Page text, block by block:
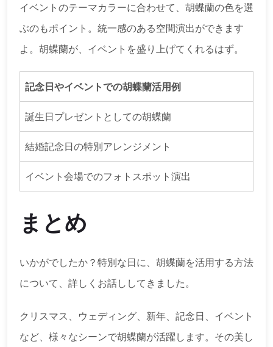
イベントのテーマカラーに合わせて、胡蝶蘭の色を選
ぶのもポイント。統一感のある空間演出ができます
よ。胡蝶蘭が、イベントを盛り上げてくれるはず。
記念日やイベントでの胡蝶蘭活用例
誕生日プレゼントとしての胡蝶蘭
結婚記念日の特別アレンジメント
イベント会場でのフォトスポット演出
まとめ
いかがでしたか？特別な日に、胡蝶蘭を活用する方法
について、詳しくお話ししてきました。
クリスマス、ウェディング、新年、記念日、イベント
など、様々なシーンで胡蝶蘭が活躍します。その美し